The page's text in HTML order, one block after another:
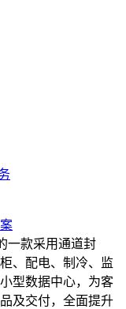
一款采用通道封
、配电、制冷、监
型数据中心，为客
及交付，全面提升